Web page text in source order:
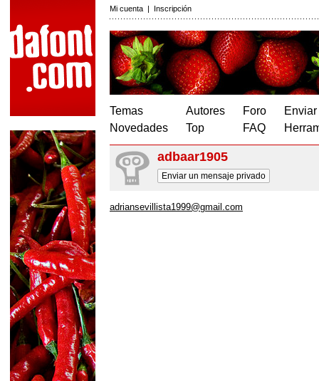
Mi cuenta | Inscripción
Temas
Novedades
Autores
Top
Foro
FAQ
adbaar1905
Enviar un mensaje privado
adriansevillista1999@gmail.com